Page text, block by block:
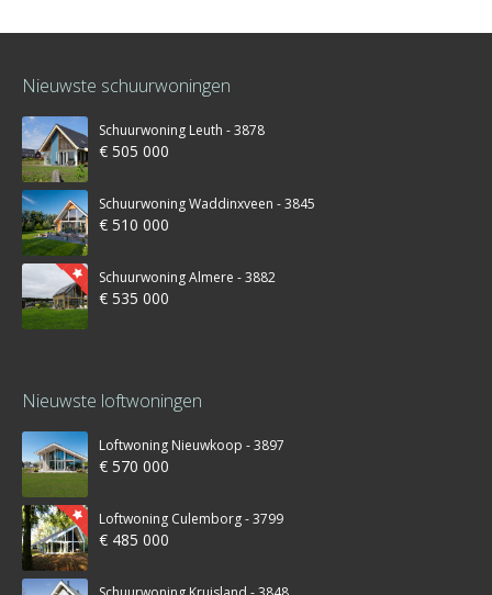
Nieuwste schuurwoningen
Schuurwoning Leuth - 3878
€ 505 000
Schuurwoning Waddinxveen - 3845
€ 510 000
Schuurwoning Almere - 3882
€ 535 000
Nieuwste loftwoningen
Loftwoning Nieuwkoop - 3897
€ 570 000
Loftwoning Culemborg - 3799
€ 485 000